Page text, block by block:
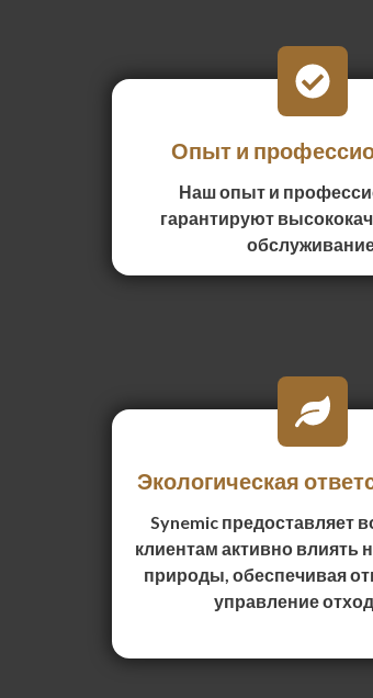
Опыт и
Наш опыт и
гарантируют
Экологическая
Synemic предоставляет
клиентам активно влиять
природы, обеспечивая
управление